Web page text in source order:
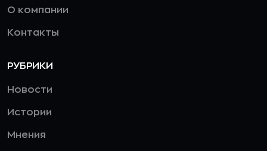
О компании
Контакты
РУБРИКИ
Новости
Истории
Мнения